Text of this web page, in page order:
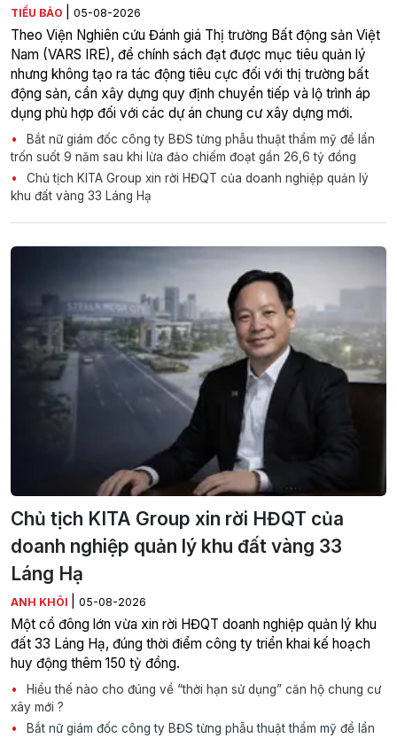
TIỂU BẢO 05-08-2026
Theo Viện Nghiên cứu Đánh giá Thị trường Bất động sản Việt
Nam (VARS IRE), để chính sách đạt được mục tiêu quản lý
nhưng không tạo ra tác động tiêu cực đối với thị trường bất
động sản, cần xây dựng quy định chuyển tiếp và lộ trình áp
dụng phù hợp đối với các dự án chung cư xây dựng mới.
Bắt nữ giám đốc công ty BĐS từng phẫu thuật thẩm mỹ để lẩn
trốn suốt 9 năm sau khi lừa đảo chiếm đoạt gần 26,6 tỷ đồng
Chủ tịch KITA Group xin rời HĐQT của doanh nghiệp quản lý
khu đất vàng 33 Láng Hạ
Chủ tịch KITA Group xin rời HĐQT của
doanh nghiệp quản lý khu đất vàng 33
Láng Hạ
ANH KHÔI 05-08-2026
Một cổ đông lớn vừa xin rời HĐQT doanh nghiệp quản lý khu
đất 33 Láng Hạ, đúng thời điểm công ty triển khai kế hoạch
huy động thêm 150 tỷ đồng.
Hiểu thế nào cho đúng về “thời hạn sử dụng” căn hộ chung cư
xây mới ?
Bắt nữ giám đốc công ty BĐS từng phẫu thuật thẩm mỹ để lẩn